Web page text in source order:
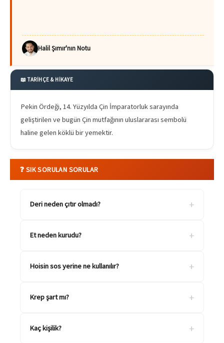
Halil Şımır'nın Notu
📖 TARİHÇE & HİKAYE
Pekin Ördeği, 14. Yüzyılda Çin İmparatorluk sarayında
geliştirilen ve bugün Çin mutfağının uluslararası sembolü
haline gelen köklü bir yemektir.
❓ SIK SORULAN SORULAR
Deri neden çıtır olmadı? +
Et neden kurudu? +
Hoisin sos yerine ne kullanılır? +
Krep şart mı? +
Kaç kişilik? +